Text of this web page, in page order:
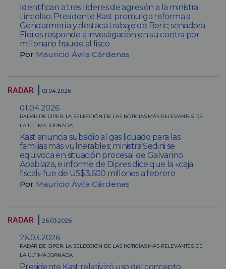
Identifican a tres líderes de agresión a la ministra
Lincolao; Presidente Kast promulga reforma a
Gendarmería y destaca trabajo de Boric; senadora
Flores responde a investigación en su contra por
millonario fraude al fisco
Por Mauricio Ávila Cárdenas
RADAR 01.04.2026
01.04.2026
RADAR DE CIPER: LA SELECCIÓN DE LAS NOTICIAS MÁS RELEVANTES DE
LA ÚLTIMA JORNADA
Kast anuncia subsidio al gas licuado para las
familias más vulnerables; ministra Sedini se
equivoca en situación procesal de Galvarino
Apablaza, e informe de Dipres dice que la «caja
fiscal» fue de US$3.600 millones a febrero
Por Mauricio Ávila Cárdenas
RADAR 26.03.2026
26.03.2026
RADAR DE CIPER: LA SELECCIÓN DE LAS NOTICIAS MÁS RELEVANTES DE
LA ÚLTIMA JORNADA
Presidente Kast relativizó uso del concepto